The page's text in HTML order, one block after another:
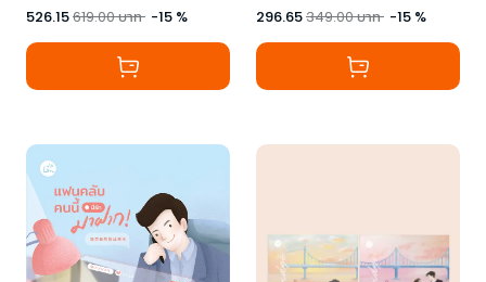
526.15619.00บาท -15 % 296.65349.00บาท -15 %